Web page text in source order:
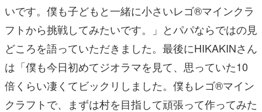
いです。僕も子どもと一緒に小さいレゴ®マインクラ
フトから挑戦してみたいです。」とパパならではの見
どころを語っていただきました。最後にHIKAKINさん
は「僕も今日初めてジオラマを見て、思っていた10
倍くらい凄くてビックリしました。僕もレゴ®マイン
クラフトで、まずは村を目指して頑張って作ってみた